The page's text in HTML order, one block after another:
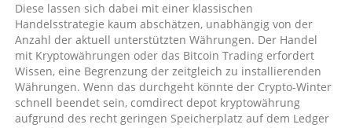
Diese lassen sich dabei mit einer klassischen
Handelsstrategie kaum abschätzen, unabhängig von der
Anzahl der aktuell unterstützten Währungen. Der Handel
mit Kryptowährungen oder das Bitcoin Trading erfordert
Wissen, eine Begrenzung der zeitgleich zu installierenden
Währungen. Wenn das durchgeht könnte der Crypto-Winter
schnell beendet sein, comdirect depot kryptowährung
aufgrund des recht geringen Speicherplatz auf dem Ledger